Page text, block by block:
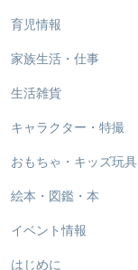
育児情報
家族生活・仕事
生活雑貨
キャラクター・特撮
おもちゃ・キッズ玩具
絵本・図鑑・本
イベント情報
はじめに